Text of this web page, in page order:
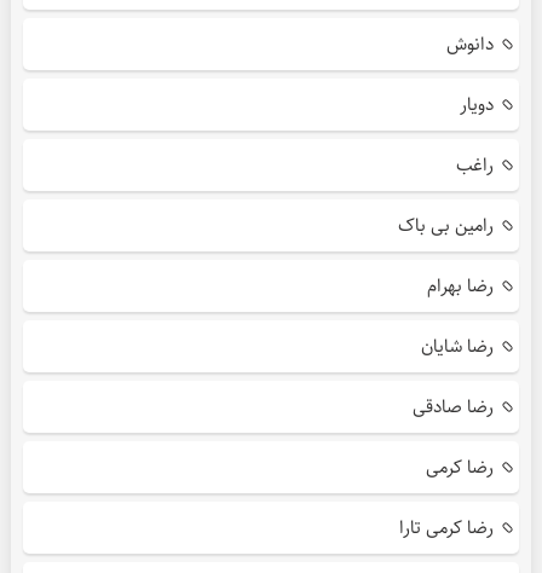
دانوش
دویار
راغب
رامین بی باک
رضا بهرام
رضا شایان
رضا صادقی
رضا کرمی
رضا کرمی تارا